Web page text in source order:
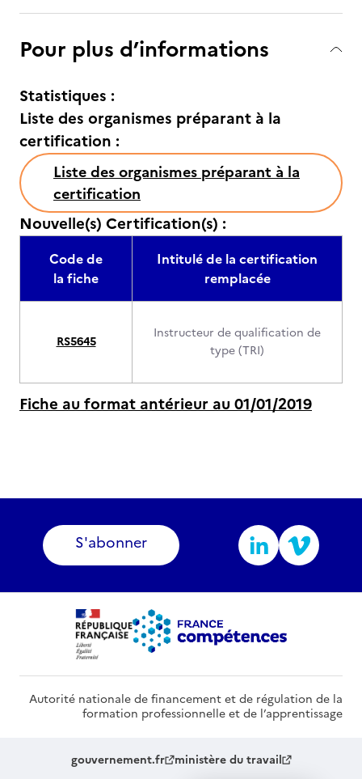
Pour plus d’informations
Statistiques :
Liste des organismes préparant à la
certification :
Liste des organismes préparant à la
certification
Nouvelle(s) Certification(s) :
Code de
la fiche
Intitulé de la certification
remplacée
RS5645
Instructeur de qualification de
type (TRI)
Fiche au format antérieur au 01/01/2019
S'abonner
Autorité nationale de financement et de régulation de la
formation professionnelle et de l’apprentissage
gouvernement.fr ministère du travail